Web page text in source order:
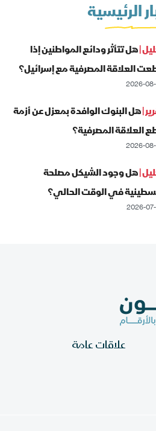
الرئيسية
|هل تتأثر ودائع المواطنين إذا
العلاقة المصرفية مع إسرائيل؟
2026-
|هل البنوك الوافدة بمعزل عن أزمة
العلاقة المصرفية؟
2026-
|هل وجود الشيكل مصلحة
في الوقت الحالي؟
2026-
علاقات عامة